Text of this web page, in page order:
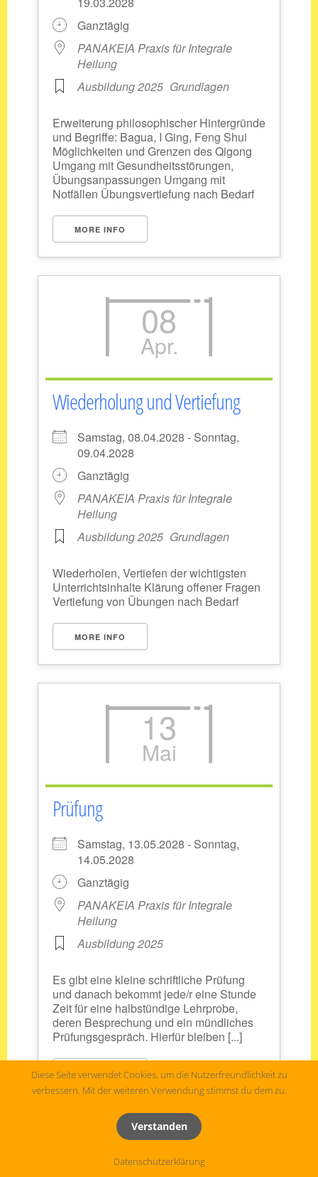
Ganztägig
PANAKEIA Praxis für Integrale
Heilung
Ausbildung 2025 Grundlagen
Erweiterung philosophischer Hintergründe
und Begriffe: Bagua, I Ging, Feng Shui
Möglichkeiten und Grenzen des Qigong
Umgang mit Gesundheitsstörungen,
Übungsanpassungen Umgang mit
Notfällen Übungsvertiefung nach Bedarf
MORE INFO
08
Apr.
Wiederholung und Vertiefung
Samstag, 08.04.2028 - Sonntag,
09.04.2028
Ganztägig
PANAKEIA Praxis für Integrale
Heilung
Ausbildung 2025 Grundlagen
Wiederholen, Vertiefen der wichtigsten
Unterrichtsinhalte Klärung offener Fragen
Vertiefung von Übungen nach Bedarf
MORE INFO
13
Mai
Prüfung
Samstag, 13.05.2028 - Sonntag,
14.05.2028
Ganztägig
PANAKEIA Praxis für Integrale
Heilung
Ausbildung 2025
Es gibt eine kleine schriftliche Prüfung
und danach bekommt jede/r eine Stunde
Zeit für eine halbstündige Lehrprobe,
deren Besprechung und ein mündliches
Prüfungsgespräch. Hierfür bleiben [...]
MORE INFO
Diese Seite verwendet Cookies, um die Nutzerfreundlichkeit zu
verbessern. Mit der weiteren Verwendung stimmst du dem zu.
Verstanden
Datenschutzerklärung